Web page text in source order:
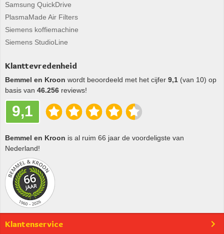
Samsung QuickDrive
PlasmaMade Air Filters
Siemens koffiemachine
Siemens StudioLine
Klanttevredenheid
Bemmel en Kroon wordt beoordeeld met het cijfer 9,1 (van 10) op
basis van 46.256 reviews!
9,1
Bemmel en Kroon is al ruim 66 jaar de voordeligste van
Nederland!
Klantenservice